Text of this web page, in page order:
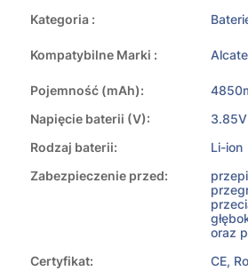
Kategoria :
Kompatybilne Marki :
Pojemność (mAh):
Napięcie baterii (V):
Rodzaj baterii:
Li-ion
Zabezpieczenie przed:
oraz
Certyfikat:
CE,